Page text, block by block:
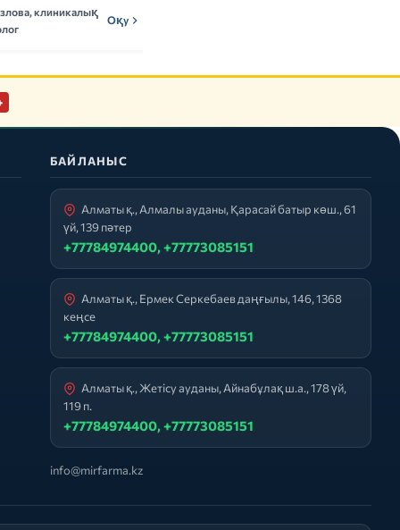
клиникалық
Оқу
БАЙЛАНЫС
Алматы қ., Алмалы ауданы, Қарасай батыр көш., 61
үй, 139 пәтер
+77784974400, +77773085151
Алматы қ., Ермек Серкебаев даңғылы, 146, 1368
кеңсе
+77784974400, +77773085151
Алматы қ., Жетісу ауданы, Айнабұлақ ш.а., 178 үй,
119 п.
+77784974400, +77773085151
info@mirfarma.kz